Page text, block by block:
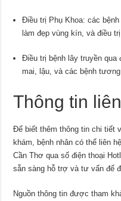
Điều trị Phụ Khoa: các
làm đẹp vùng kín, và điều
Điều trị bệnh lây truyền
mai, lậu, và các bệnh
Thông tin
Để biết thêm thông tin chi tiết
khám, bệnh nhân có thể liên
Cần Thơ qua số điện thoại
sẵn sàng hỗ trợ và tư vấn để
Nguồn thông tin được tham